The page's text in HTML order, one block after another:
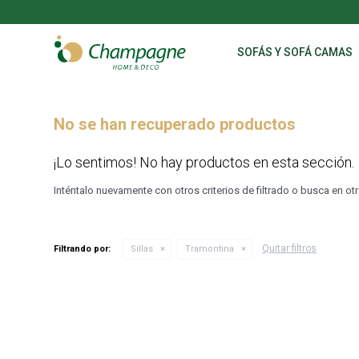
SOFÁS Y SOFÁ CAMAS
No se han recuperado productos
¡Lo sentimos! No hay productos en esta sección.
Inténtalo nuevamente con otros criterios de filtrado o busca en
Filtrando por: Sillas Tramontina Quitar filtros